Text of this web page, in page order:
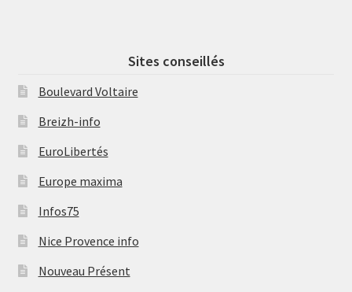
Sites conseillés
Boulevard Voltaire
Breizh-info
EuroLibertés
Europe maxima
Infos75
Nice Provence info
Nouveau Présent